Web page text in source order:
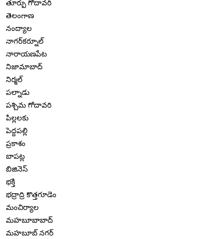
తూర్పు గోదావరి
తెలంగాణ
నంద్యాల
నాగర్‌కర్నూల్
నారాయణపేట
నిజామాబాద్
నిర్మల్
పల్నాడు
పశ్చిమ గోదావరి
పిల్లలకు
పెద్దపల్లి
ప్రకాశం
బాపట్ల
బిజినెస్
భక్తి
భద్రాద్రి కొత్తగూడెం
మంచిర్యాల
మహబూబాబాద్
మహబూబ్ నగర్